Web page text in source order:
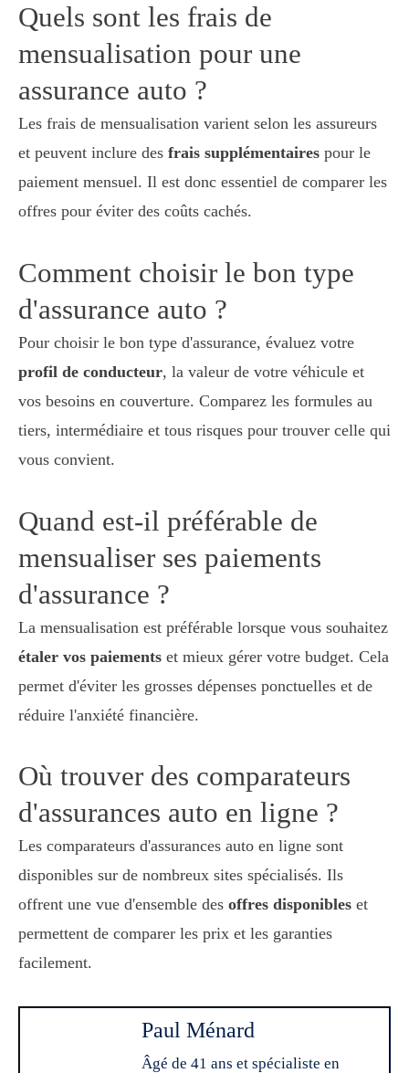
Quels sont les frais de
mensualisation pour une
assurance auto ?
Les frais de mensualisation varient selon les assureurs
et peuvent inclure des frais supplémentaires pour le
paiement mensuel. Il est donc essentiel de comparer les
offres pour éviter des coûts cachés.
Comment choisir le bon type
d'assurance auto ?
Pour choisir le bon type d'assurance, évaluez votre
profil de conducteur, la valeur de votre véhicule et
vos besoins en couverture. Comparez les formules au
tiers, intermédiaire et tous risques pour trouver celle qui
vous convient.
Quand est-il préférable de
mensualiser ses paiements
d'assurance ?
La mensualisation est préférable lorsque vous souhaitez
étaler vos paiements et mieux gérer votre budget. Cela
permet d'éviter les grosses dépenses ponctuelles et de
réduire l'anxiété financière.
Où trouver des comparateurs
d'assurances auto en ligne ?
Les comparateurs d'assurances auto en ligne sont
disponibles sur de nombreux sites spécialisés. Ils
offrent une vue d'ensemble des offres disponibles et
permettent de comparer les prix et les garanties
facilement.
Paul Ménard
Âgé de 41 ans et spécialiste en